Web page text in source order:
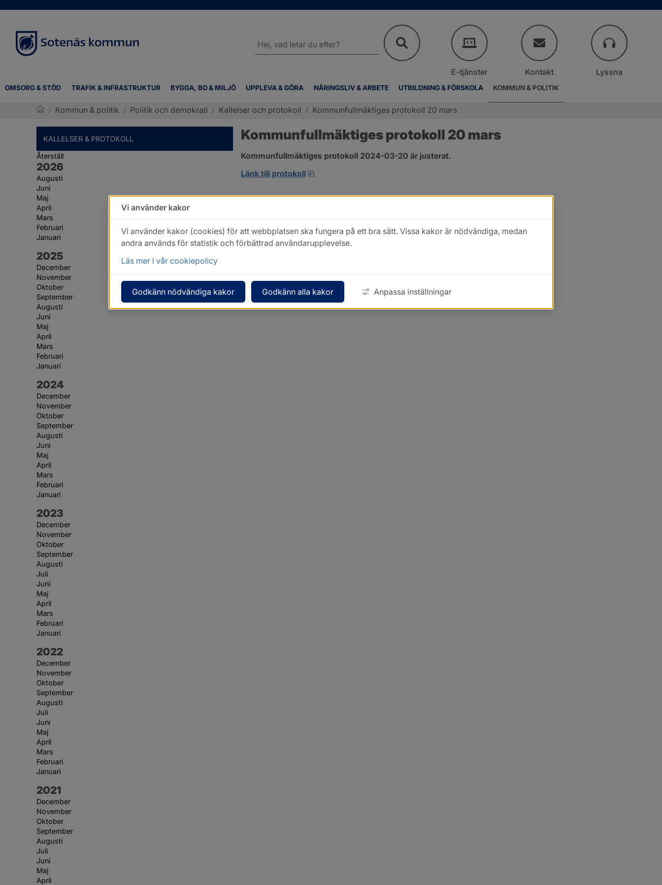
OMSORG & STÖD TRAFIK & INFRASTRUKTUR BYGGA, BO & MILJÖ UPPLEVA & GÖRA NÄRINGSLIV & ARBETE UTBILDNING & FÖRSKOLA KOMMUN & POLITIK
webbplatsen
E-tjänster Kontakt Lyssna
/ Kommun & politik / Politik och demokrati / Kallelser och protokoll / Kommunfullmäktiges protokoll 20 mars
KALLELSER & PROTOKOLL
Återställ
År:
2026
Augusti
Juni
Maj
April
Mars
Februari
Januari
År:
2025
December
November
Oktober
September
Augusti
Juni
Maj
April
Mars
Februari
Januari
År:
2024
December
November
Oktober
September
Augusti
Juni
Maj
April
Mars
Februari
Januari
År:
2023
December
November
Oktober
September
Augusti
Juli
Juni
Maj
April
Mars
Februari
Januari
År:
2022
December
November
Oktober
September
Augusti
Juli
Juni
Maj
April
Mars
Februari
Januari
År:
2021
December
November
Oktober
September
Augusti
Juli
Juni
Maj
April
Kommunfullmäktiges protokoll 20 mars
Kommunfullmäktiges protokoll 2024-03-20 är justerat.
Länk till protokoll
pdf, 317.5 kB, öppnas i nytt fönster.
Vi använder kakor
Vi använder kakor (cookies) för att webbplatsen ska fungera på ett bra sätt. Vissa kakor är nödvändiga, medan
andra används för statistik och förbättrad användarupplevelse.
Läs mer i vår cookiepolicy
Godkänn nödvändiga kakor Godkänn alla kakor Anpassa inställningar